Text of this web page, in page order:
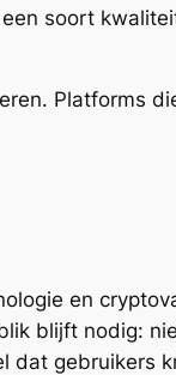
soort
Platforms
en
blijft nodig:
dat gebruikers